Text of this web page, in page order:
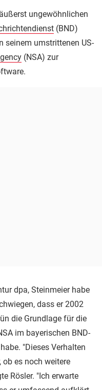
ungewöhnlichen
(BND)
seinem umstrittenen US-
(NSA) zur
dpa, Steinmeier habe
dass er 2002
die Grundlage für die
im bayerischen BND-
"Dieses Verhalten
es noch weitere
Rösler. "Ich erwarte